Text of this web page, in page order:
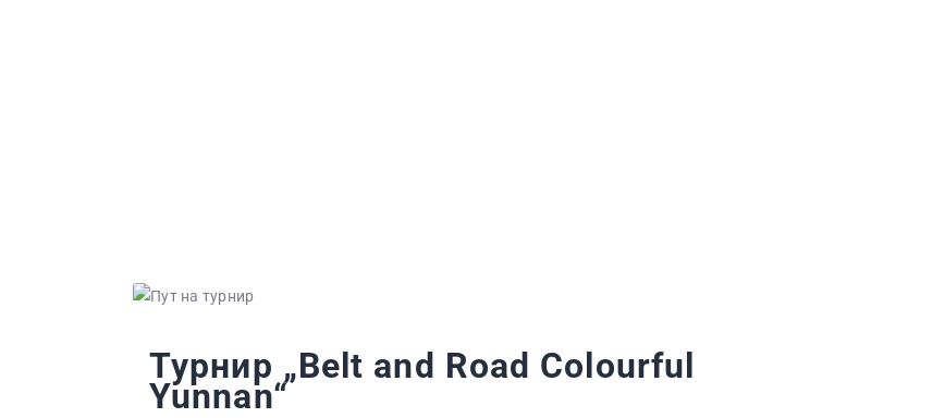
Турнир „Belt and Road Colourful
Yunnan“